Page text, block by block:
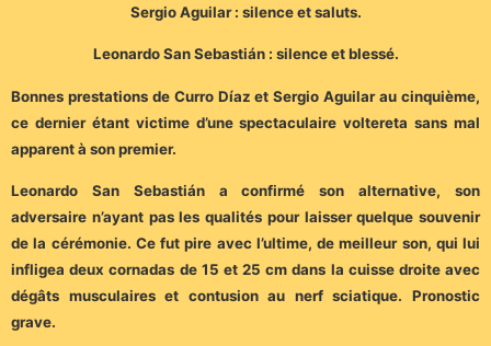
Sergio Aguilar : silence et saluts.
Leonardo San Sebastián : silence et blessé.
Bonnes prestations de Curro Díaz et Sergio Aguilar au cinquième,
ce dernier étant victime d’une spectaculaire voltereta sans mal
apparent à son premier.
Leonardo San Sebastián a confirmé son alternative, son
adversaire n’ayant pas les qualités pour laisser quelque souvenir
de la cérémonie. Ce fut pire avec l’ultime, de meilleur son, qui lui
infligea deux cornadas de 15 et 25 cm dans la cuisse droite avec
dégâts musculaires et contusion au nerf sciatique. Pronostic
grave.